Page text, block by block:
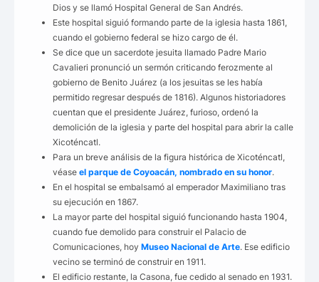
Dios y se llamó Hospital General de San Andrés.
Este hospital siguió formando parte de la iglesia hasta 1861,
cuando el gobierno federal se hizo cargo de él.
Se dice que un sacerdote jesuita llamado Padre Mario
Cavalieri pronunció un sermón criticando ferozmente al
gobierno de Benito Juárez (a los jesuitas se les había
permitido regresar después de 1816). Algunos historiadores
cuentan que el presidente Juárez, furioso, ordenó la
demolición de la iglesia y parte del hospital para abrir la calle
Xicoténcatl.
Para un breve análisis de la figura histórica de Xicoténcatl,
véase el parque de Coyoacán, nombrado en su honor.
En el hospital se embalsamó al emperador Maximiliano tras
su ejecución en 1867.
La mayor parte del hospital siguió funcionando hasta 1904,
cuando fue demolido para construir el Palacio de
Comunicaciones, hoy Museo Nacional de Arte. Ese edificio
vecino se terminó de construir en 1911.
El edificio restante, la Casona, fue cedido al senado en 1931.